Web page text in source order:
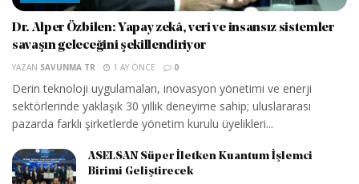
Dr. Alper Özbilen: Yapay zekâ, veri ve insansız sistemler
savaşın geleceğini şekillendiriyor
YAZAN SAVUNMA TR 1 AY ÖNCE 0
Derin teknoloji uygulamaları, inovasyon yönetimi ve enerji
sektörlerinde yaklaşık 30 yıllık deneyime sahip; uluslararası
pazarda farklı şirketlerde yönetim kurulu üyelikleri...
ASELSAN Süper İletken Kuantum İşlemci
Birimi Geliştirecek